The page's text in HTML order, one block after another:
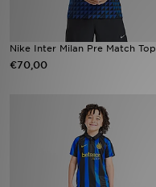
Nike Inter Milan Pre Match Top
€70,00
Sports
Vind een winkel
Bestelling traceren